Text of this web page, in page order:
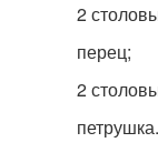
2
перец;
2
петрушка.